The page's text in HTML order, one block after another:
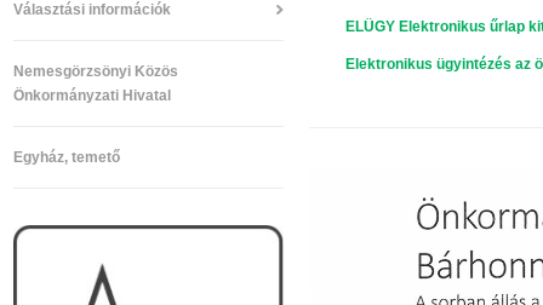
ELÜGY Elektronikus űrlap
Elektronikus ügyintézés az
Választási információk
Nemesgörzsönyi Közös
Önkormányzati Hivatal
Egyház, temető